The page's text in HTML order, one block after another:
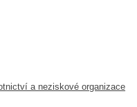
a neziskové organizace